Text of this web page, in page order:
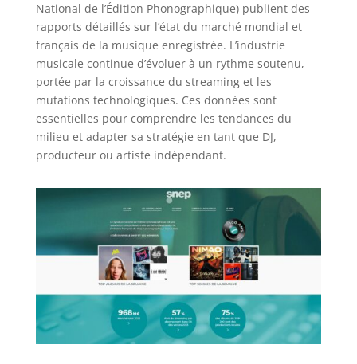
National de l’Édition Phonographique) publient des
rapports détaillés sur l’état du marché mondial et
français de la musique enregistrée. L’industrie
musicale continue d’évoluer à un rythme soutenu,
portée par la croissance du streaming et les
mutations technologiques. Ces données sont
essentielles pour comprendre les tendances du
milieu et adapter sa stratégie en tant que DJ,
producteur ou artiste indépendant.